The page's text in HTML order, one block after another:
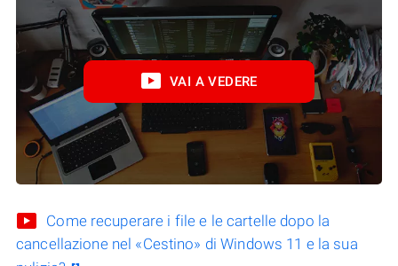
VAI A VEDERE
Come recuperare i file e le cartelle dopo la
cancellazione nel «Cestino» di Windows 11 e la sua